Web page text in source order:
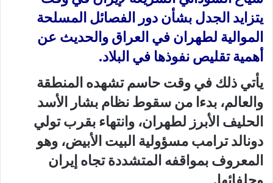
يتزايد الجدل بشأن دور الفصائل المسلحة
الموالية لطهران في العراق والحديث عن
أهمية تقليص نفوذها في البلاد.
يأتي ذلك في وقت حاسم تشهده المنطقة
والعالم، بدءا من سقوط نظام بشار الأسد
الحليف الأبرز لطهران، وانتهاء بقرب تولي
دونالد ترامب مسؤولية البيت الأبيض، وهو
المعروف بمواقفه المتشددة تجاه إيران